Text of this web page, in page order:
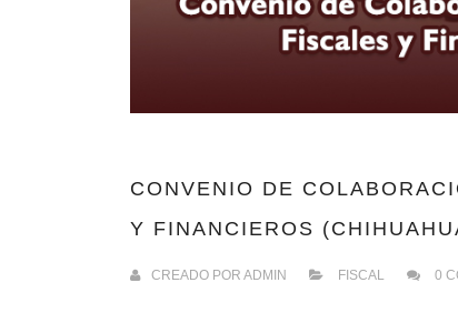
CONVENIO DE
Y FINANCIEROS
CREADO POR ADMIN FISCAL 0